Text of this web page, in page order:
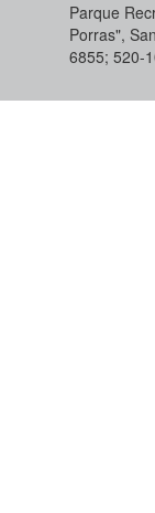
Parque
Porras",
6855; 520-